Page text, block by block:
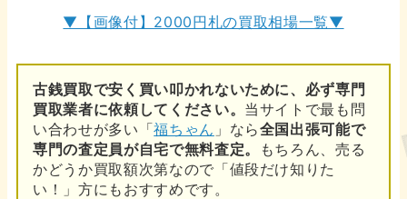
▼【画像付】2000円札の買取相場一覧▼
古銭買取で安く買い叩かれないために、必ず専門
買取業者に依頼してください。 当サイトで最も問
い合わせが多い「福ちゃん 」なら全国出張可能で
専門の査定員が自宅で無料査定。
もちろん、売る
かどうか買取額次第なので「値段だけ知りた
い！」方にもおすすめです。